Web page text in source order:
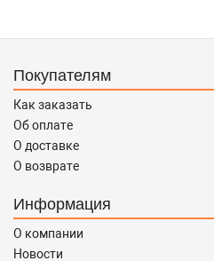
Покупателям
Как заказать
Об оплате
О доставке
О возврате
Информация
О компании
Новости